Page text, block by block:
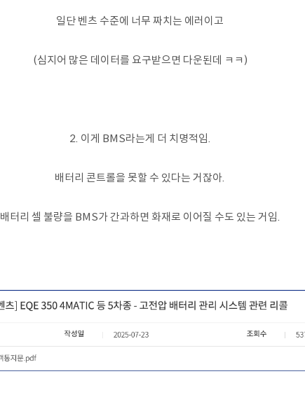
일단 벤츠 수준에 너무 짜치는 에러이고
(심지어 많은 데이터를 요구받으면 다운된데 ㅋㅋ)
2. 이게 BMS라는게 더 치명적임.
배터리 콘트롤을 못할 수 있다는 거잖아.
배터리 셀 불량을 BMS가 간과하면 화재로 이어질 수도 있는 거임.